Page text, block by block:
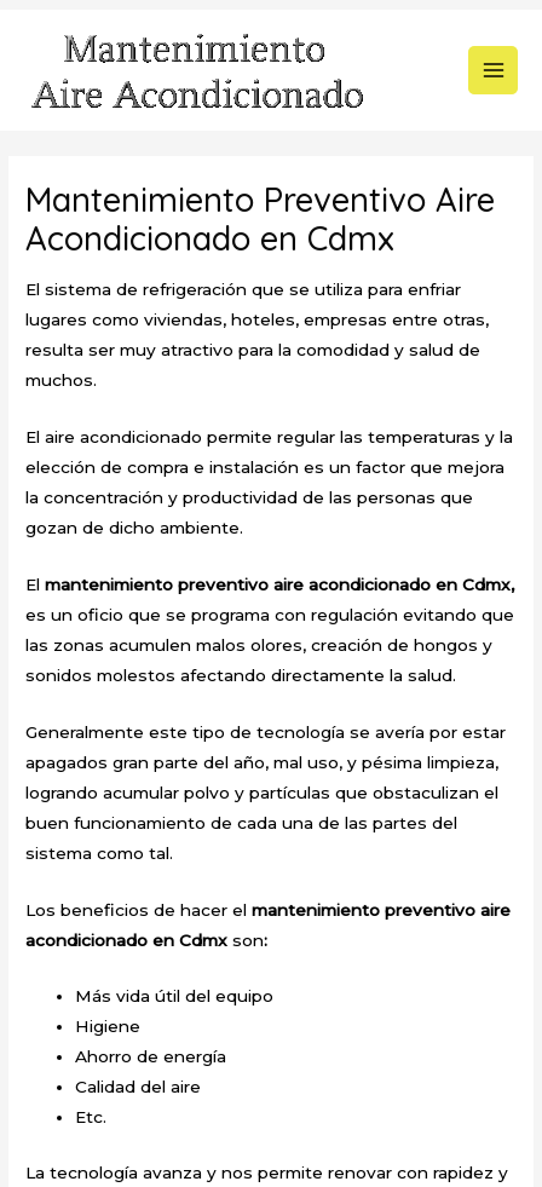
contenido
Mantenimiento Preventivo Aire
Acondicionado en Cdmx
El sistema de refrigeración que se utiliza para enfriar
lugares como viviendas, hoteles, empresas entre otras,
resulta ser muy atractivo para la comodidad y salud de
muchos.
El aire acondicionado permite regular las temperaturas y la
elección de compra e instalación es un factor que mejora
la concentración y productividad de las personas que
gozan de dicho ambiente.
Elmantenimiento preventivo aire acondicionado en Cdmx,
es un oficio que se programa con regulación evitando que
las zonas acumulen malos olores, creación de hongos y
sonidos molestos afectando directamente la salud.
Generalmente este tipo de tecnología se avería por estar
apagados gran parte del año, mal uso, y pésima limpieza,
logrando acumular polvo y partículas que obstaculizan el
buen funcionamiento de cada una de las partes del
sistema como tal.
Los beneficios de hacer elmantenimiento preventivo aire
acondicionado en Cdmxson:
Más vida útil del equipo
Higiene
Ahorro de energía
Calidad del aire
Etc.
La tecnología avanza y nos permite renovar con rapidez y